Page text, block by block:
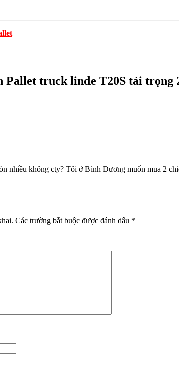
Pallet truck linde T20S tải trọng
nhiều không cty? Tôi ở Bình Dương muốn mua 2
Các trường bắt buộc được đánh dấu *